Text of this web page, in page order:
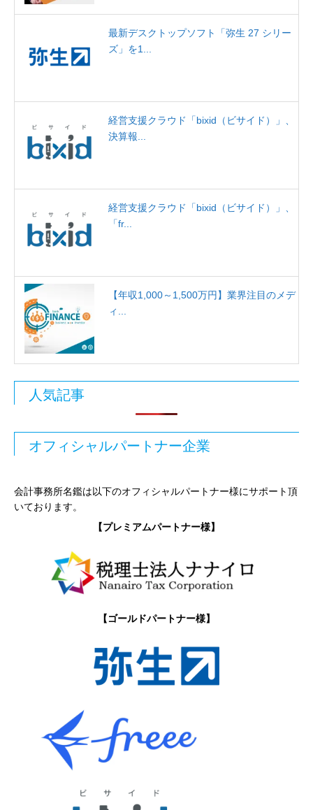
最新デスクトップソフト「弥生 27 シリー
ズ」を1...
経営支援クラウド「bixid（ビサイド）」、
決算報...
経営支援クラウド「bixid（ビサイド）」、
「fr...
【年収1,000～1,500万円】業界注目のメデ
ィ...
人気記事
オフィシャルパートナー企業
会計事務所名鑑は以下のオフィシャルパートナー様にサポート頂
いております。
【プレミアムパートナー様】
【ゴールドパートナー様】